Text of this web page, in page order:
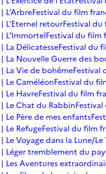
L’ArbreFestival du film
L’Eternel retourFestival du
L’ImmortelFestival du film
La DélicatesseFestival du
La Nouvelle Guerre des
La Vie de bohêmeFestival
Le CaméléonFestival du
Le HavreFestival du film
Le Chat du Rabbin
Le Père de mes enfants
Le RefugeFestival du film
Le Voyage dans la Lune/
Léger tremblement du
Les Aventures